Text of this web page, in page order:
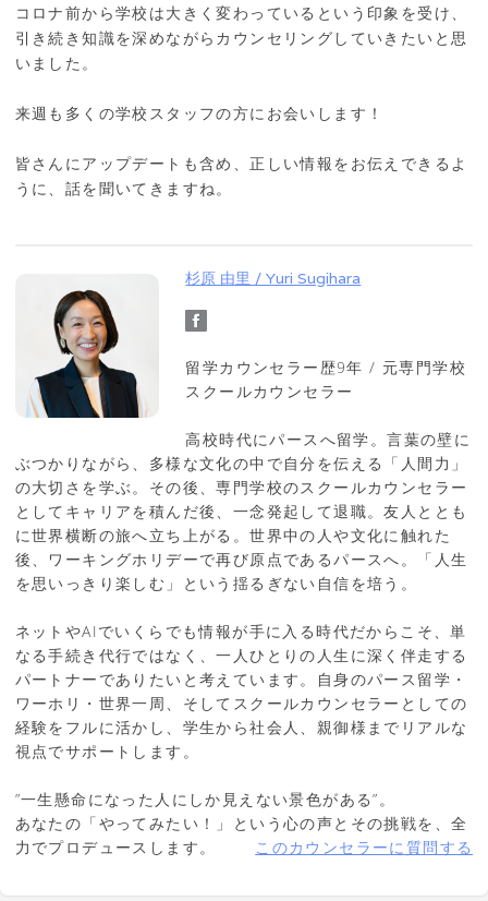
コロナ前から学校は大きく変わっているという印象を受け、
引き続き知識を深めながらカウンセリングしていきたいと思
いました。
来週も多くの学校スタッフの方にお会いします！
皆さんにアップデートも含め、正しい情報をお伝えできるよ
うに、話を聞いてきますね。
杉原 由里 / Yuri Sugihara
留学カウンセラー歴9年 / 元専門学校
スクールカウンセラー
高校時代にパースへ留学。言葉の壁に
ぶつかりながら、多様な文化の中で自分を伝える「人間力」
の大切さを学ぶ。その後、専門学校のスクールカウンセラー
としてキャリアを積んだ後、一念発起して退職。友人ととも
に世界横断の旅へ立ち上がる。世界中の人や文化に触れた
後、ワーキングホリデーで再び原点であるパースへ。「人生
を思いっきり楽しむ」という揺るぎない自信を培う。
ネットやAIでいくらでも情報が手に入る時代だからこそ、単
なる手続き代行ではなく、一人ひとりの人生に深く伴走する
パートナーでありたいと考えています。自身のパース留学・
ワーホリ・世界一周、そしてスクールカウンセラーとしての
経験をフルに活かし、学生から社会人、親御様までリアルな
視点でサポートします。
”一生懸命になった人にしか見えない景色がある”。
あなたの「やってみたい！」という心の声とその挑戦を、全
力でプロデュースします。
このカウンセラーに質問する